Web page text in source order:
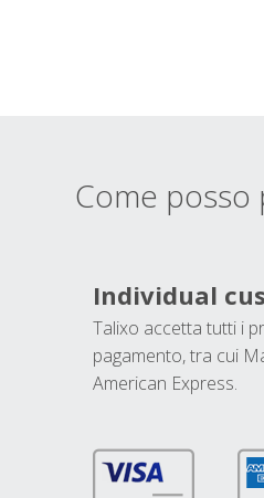
Come posso
Individual
Talixo accetta tutti i
pagamento, tra cui
American Express.